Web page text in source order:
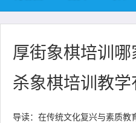
厚街象棋培训
杀象棋培训教学
导读：在传统文化复兴与素质教